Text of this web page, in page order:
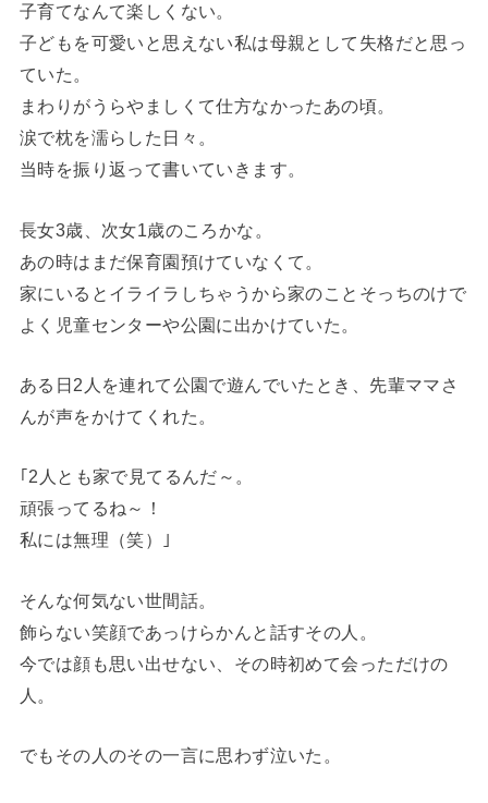
子育てなんて楽しくない。
子どもを可愛いと思えない私は母親として失格だと思っ
ていた。
まわりがうらやましくて仕方なかったあの頃。
涙で枕を濡らした日々。
当時を振り返って書いていきます。
長女3歳、次女1歳のころかな。
あの時はまだ保育園預けていなくて。
家にいるとイライラしちゃうから家のことそっちのけで
よく児童センターや公園に出かけていた。
ある日2人を連れて公園で遊んでいたとき、先輩ママさ
んが声をかけてくれた。
｢2人とも家で見てるんだ～。
頑張ってるね～！
私には無理（笑）｣
そんな何気ない世間話。
飾らない笑顔であっけらかんと話すその人。
今では顔も思い出せない、その時初めて会っただけの
人。
でもその人のその一言に思わず泣いた。